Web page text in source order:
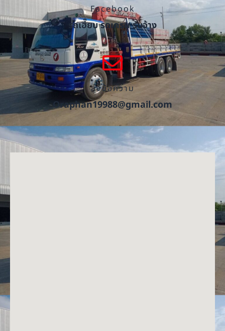
Facebook
รถเฮี๊ยบ รถเครน รับจ้าง
ส่งข้อความ
Oraphan19988@gmail.com